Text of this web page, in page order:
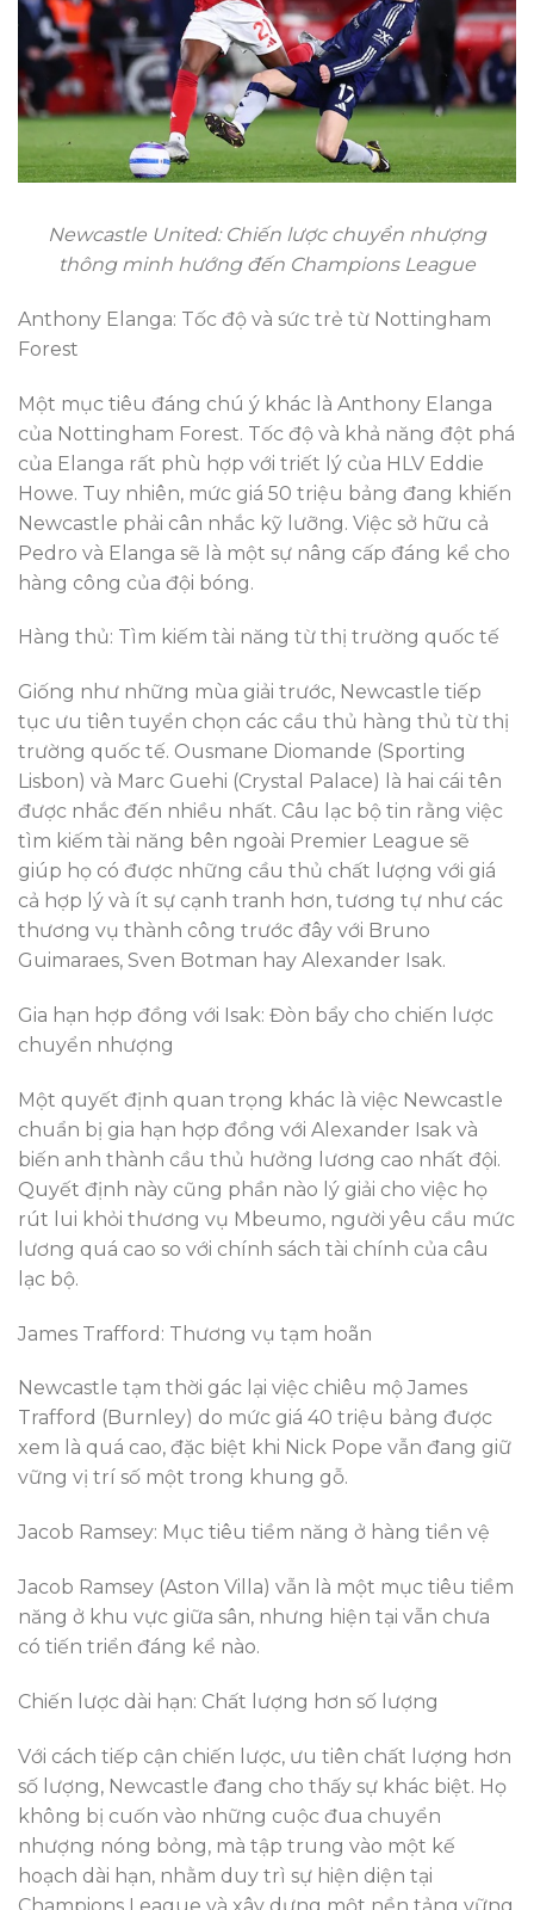
Newcastle United: Chiến lược chuyển nhượng
thông minh hướng đến Champions League
Anthony Elanga: Tốc độ và sức trẻ từ Nottingham
Forest
Một mục tiêu đáng chú ý khác là Anthony Elanga
của Nottingham Forest. Tốc độ và khả năng đột phá
của Elanga rất phù hợp với triết lý của HLV Eddie
Howe. Tuy nhiên, mức giá 50 triệu bảng đang khiến
Newcastle phải cân nhắc kỹ lưỡng. Việc sở hữu cả
Pedro và Elanga sẽ là một sự nâng cấp đáng kể cho
hàng công của đội bóng.
Hàng thủ: Tìm kiếm tài năng từ thị trường quốc tế
Giống như những mùa giải trước, Newcastle tiếp
tục ưu tiên tuyển chọn các cầu thủ hàng thủ từ thị
trường quốc tế. Ousmane Diomande (Sporting
Lisbon) và Marc Guehi (Crystal Palace) là hai cái tên
được nhắc đến nhiều nhất. Câu lạc bộ tin rằng việc
tìm kiếm tài năng bên ngoài Premier League sẽ
giúp họ có được những cầu thủ chất lượng với giá
cả hợp lý và ít sự cạnh tranh hơn, tương tự như các
thương vụ thành công trước đây với Bruno
Guimaraes, Sven Botman hay Alexander Isak.
Gia hạn hợp đồng với Isak: Đòn bẩy cho chiến lược
chuyển nhượng
Một quyết định quan trọng khác là việc Newcastle
chuẩn bị gia hạn hợp đồng với Alexander Isak và
biến anh thành cầu thủ hưởng lương cao nhất đội.
Quyết định này cũng phần nào lý giải cho việc họ
rút lui khỏi thương vụ Mbeumo, người yêu cầu mức
lương quá cao so với chính sách tài chính của câu
lạc bộ.
James Trafford: Thương vụ tạm hoãn
Newcastle tạm thời gác lại việc chiêu mộ James
Trafford (Burnley) do mức giá 40 triệu bảng được
xem là quá cao, đặc biệt khi Nick Pope vẫn đang giữ
vững vị trí số một trong khung gỗ.
Jacob Ramsey: Mục tiêu tiềm năng ở hàng tiền vệ
Jacob Ramsey (Aston Villa) vẫn là một mục tiêu tiềm
năng ở khu vực giữa sân, nhưng hiện tại vẫn chưa
có tiến triển đáng kể nào.
Chiến lược dài hạn: Chất lượng hơn số lượng
Với cách tiếp cận chiến lược, ưu tiên chất lượng hơn
số lượng, Newcastle đang cho thấy sự khác biệt. Họ
không bị cuốn vào những cuộc đua chuyển
nhượng nóng bỏng, mà tập trung vào một kế
hoạch dài hạn, nhằm duy trì sự hiện diện tại
Champions League và xây dựng một nền tảng vững